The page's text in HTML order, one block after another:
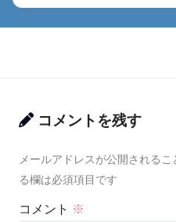
コメントを残す
メールアドレスが公開されるこ
る欄は必須項目です
コメント ※